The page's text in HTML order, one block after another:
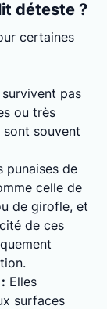
déteste ?
certaines
survivent pas
ou très
sont souvent
punaises de
celle de
de girofle, et
de ces
Elles
surfaces